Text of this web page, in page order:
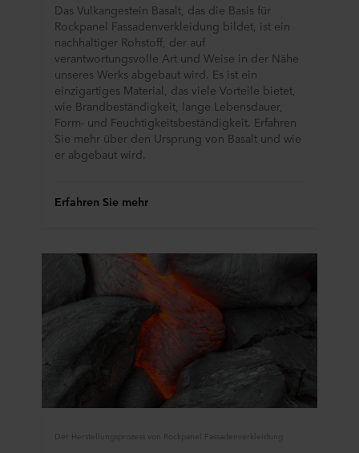
Das Vulkangestein Basalt, das die Basis für
Rockpanel Fassadenverkleidung bildet, ist ein
nachhaltiger Rohstoff, der auf
verantwortungsvolle Art und Weise in der Nähe
unseres Werks abgebaut wird. Es ist ein
einzigartiges Material, das viele Vorteile bietet,
wie Brandbeständigkeit, lange Lebensdauer,
Form- und Feuchtigkeitsbeständigkeit. Erfahren
Sie mehr über den Ursprung von Basalt und wie
er abgebaut wird.
Erfahren Sie mehr
Der Herstellungsprozess von Rockpanel Fassadenverkleidung